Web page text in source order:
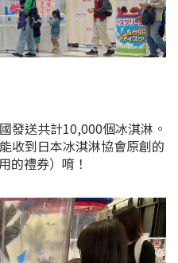
發送共計10,000個冰淇淋。
收到日本冰淇淋協會原創的
的禮券）唷！